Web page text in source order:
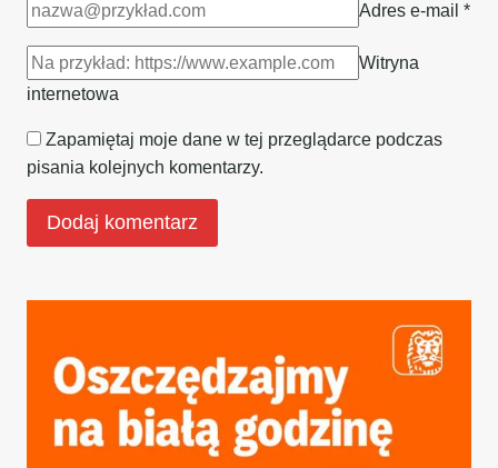
Adres e-mail *
Witryna
internetowa
Zapamiętaj moje dane w tej przeglądarce podczas
pisania kolejnych komentarzy.